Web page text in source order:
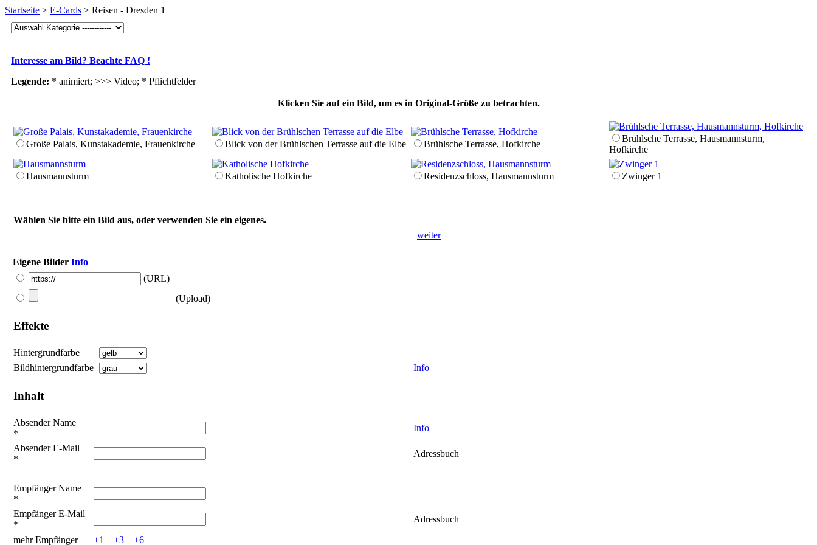
Startseite > E-Cards > Reisen - Dresden 1
Interesse am Bild? Beachte FAQ !
Legende: * animiert; >>> Video; * Pflichtfelder
Klicken Sie auf ein Bild, um es in Original-Größe zu betrachten.
Große Palais, Kunst­akademie, Frauen­kirche Blick von der Brühl­schen Terrasse auf die Elbe Brühl­sche Terrasse, Hofkirche
Brühl­sche Terrasse, Hausmanns­turm,
Hofkirche
Hausmanns­turm Katholische Hofkirche Residenz­schloss, Hausmanns­turm Zwinger 1
Wählen Sie bitte ein Bild aus, oder verwenden Sie ein eigenes.
weiter
Eigene Bilder Info
(URL)
(Upload)
Effekte
Hintergrundfarbe
Bildhintergrundfarbe
Info
Inhalt
Absender Name
*
Info
Absender E-Mail
*
Adressbuch
Empfänger Name
*
Empfänger E-Mail
*
Adressbuch
mehr Empfänger
+1 +3 +6